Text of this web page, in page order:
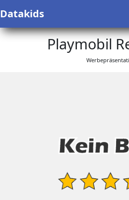
Datakids
Playmobil